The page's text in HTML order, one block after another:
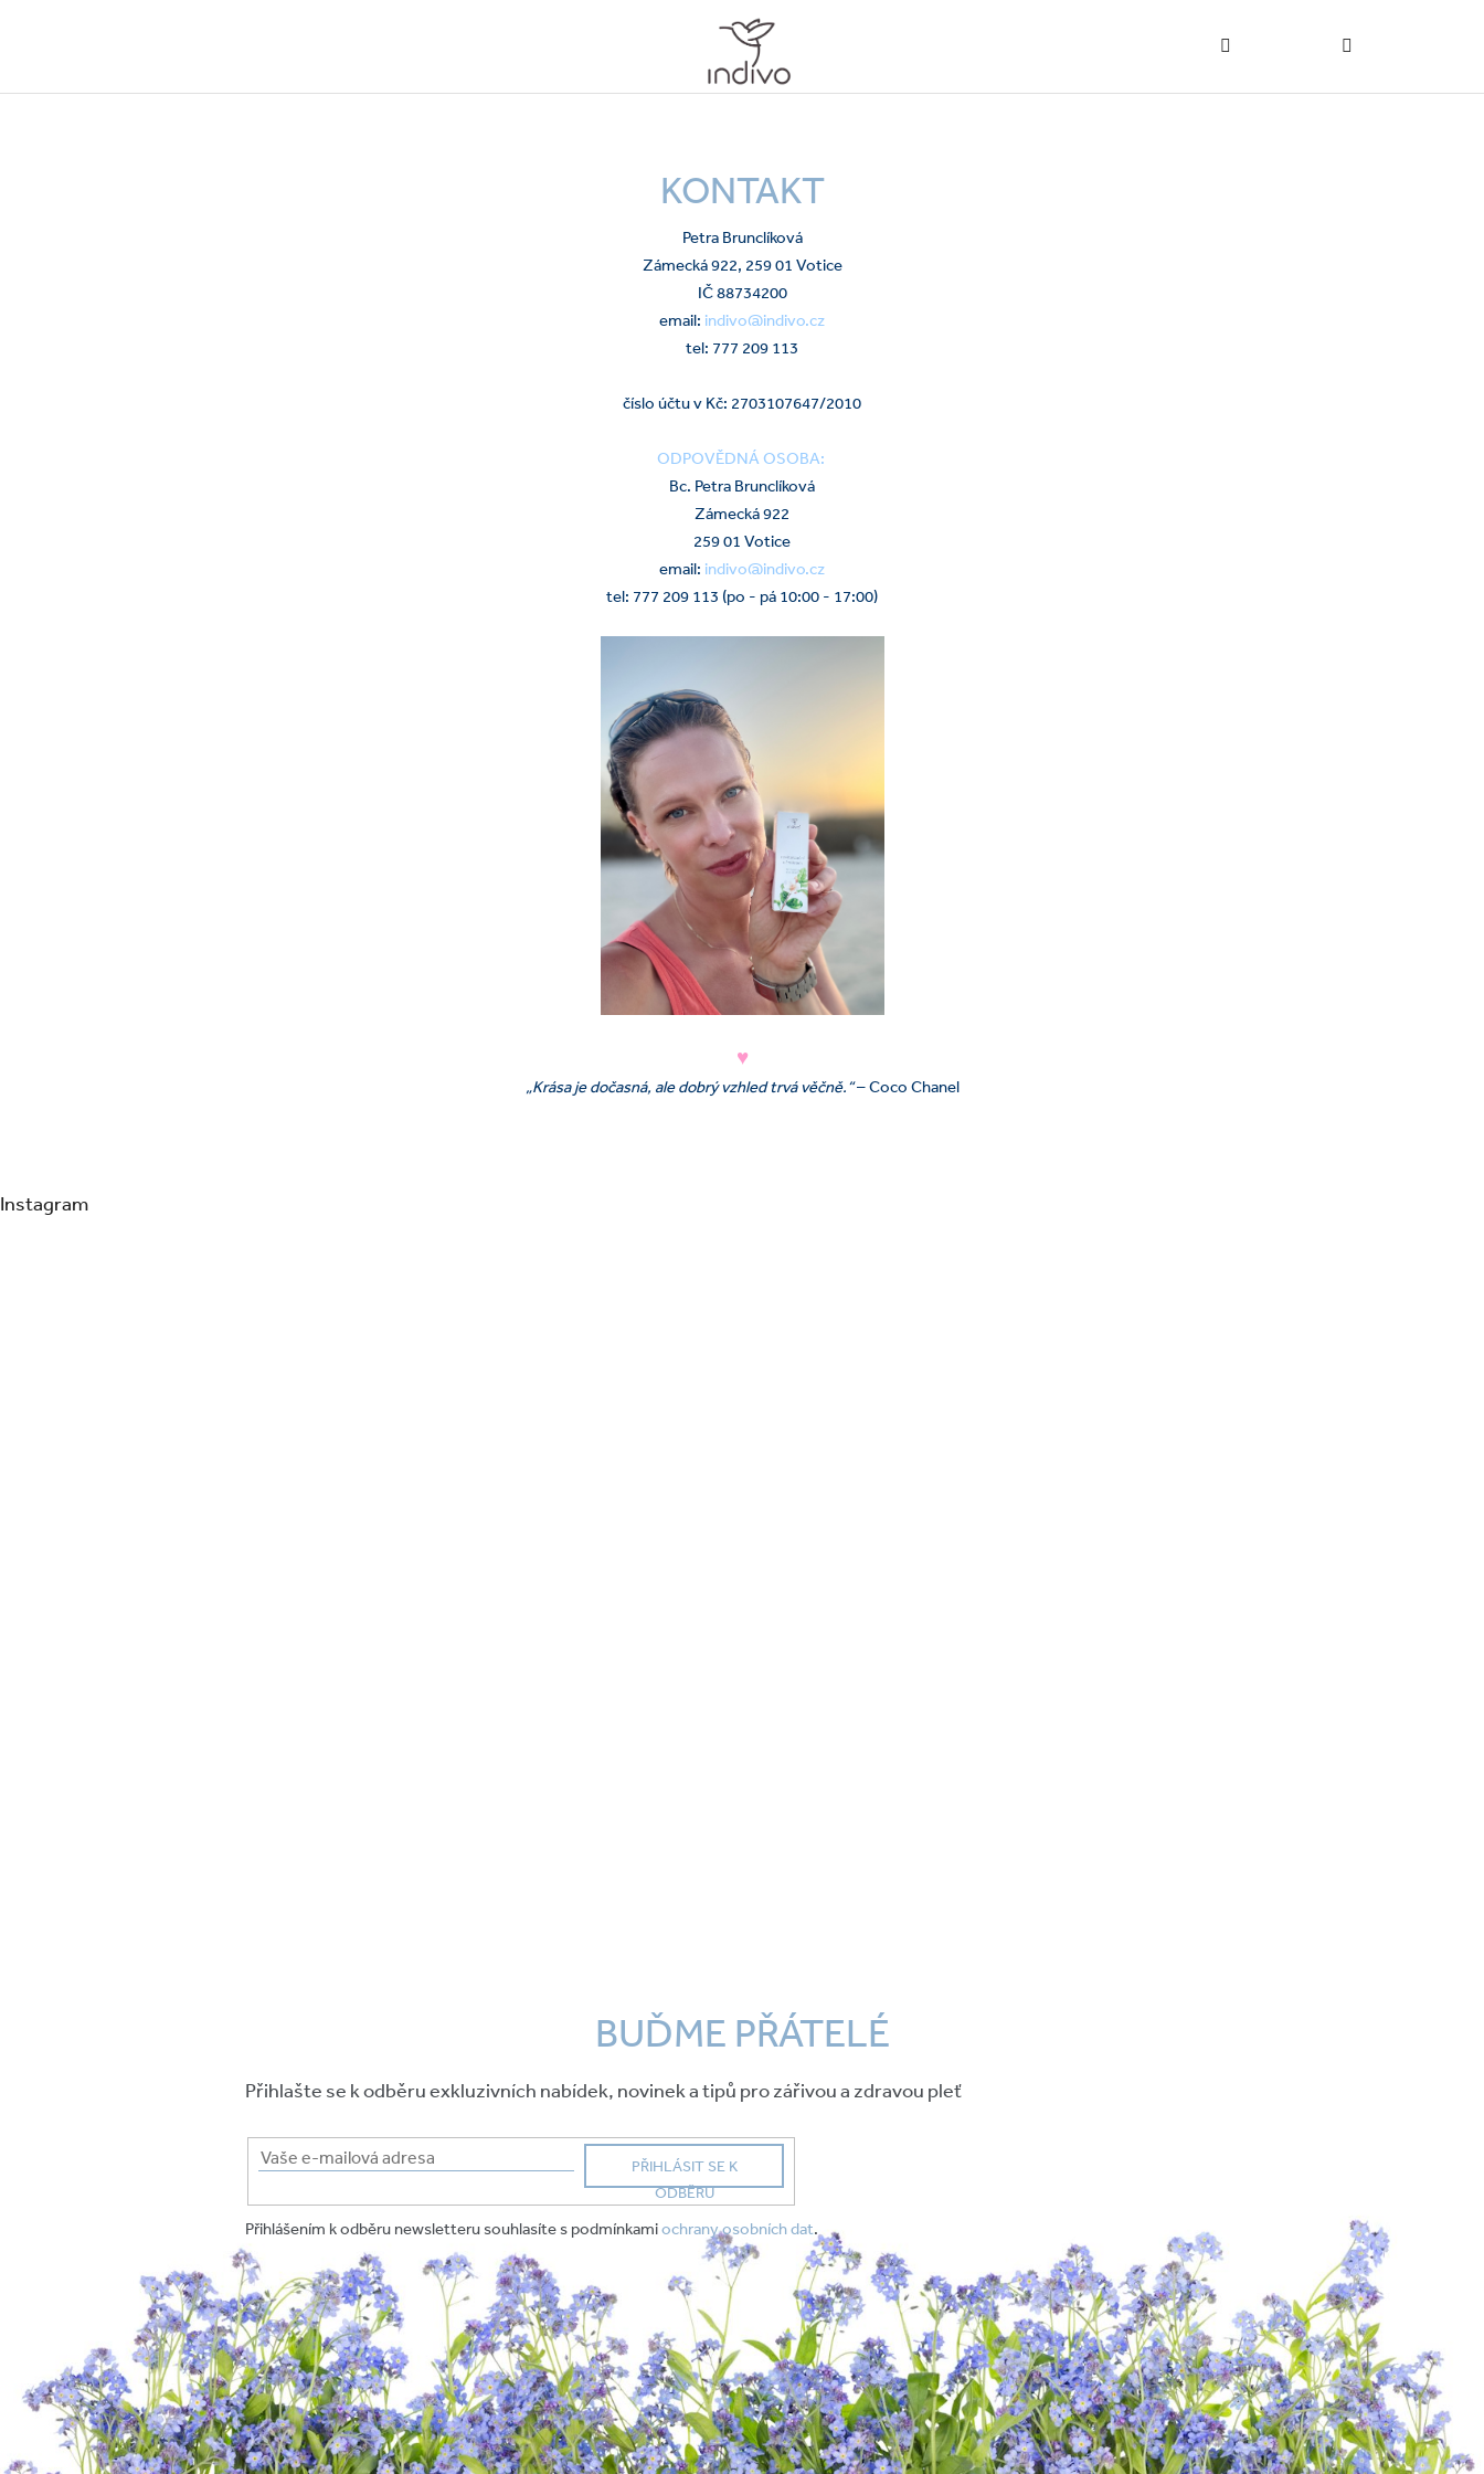
Přihlášení
košík
KONTAKT
Petra Brunclíková
Zámecká 922, 259 01 Votice
IČ 88734200
email: indivo@indivo.cz
tel: 777 209 113
číslo účtu v Kč: 2703107647/2010
ODPOVĚDNÁ OSOBA:
Bc. Petra Brunclíková
Zámecká 922
259 01 Votice
email: indivo@indivo.cz
tel: 777 209 113 (po - pá 10:00 - 17:00)
♥
„Krása je dočasná, ale dobrý vzhled trvá věčně.“– Coco Chanel
Instagram
BUĎME PŘÁTELÉ
Přihlašte se k odběru exkluzivních nabídek, novinek a tipů pro zářivou a zdravou pleť
PŘIHLÁSIT SE K
ODBĚRU
Přihlášením k odběru newsletteru souhlasíte s podmínkamiochrany osobních dat.